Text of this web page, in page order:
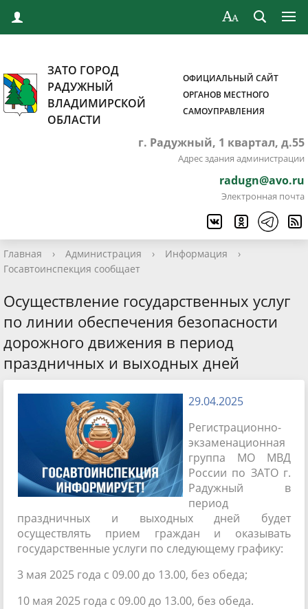
ЗАТО ГОРОД
РАДУЖНЫЙ
ВЛАДИМИРСКОЙ
ОБЛАСТИ
ОФИЦИАЛЬНЫЙ САЙТ
ОРГАНОВ МЕСТНОГО
САМОУПРАВЛЕНИЯ
г. Радужный, 1 квартал, д.55
Адрес здания администрации
radugn@avo.ru
Электронная почта
Главная › Администрация › Информация
›
Госавтоинспекция сообщает
Осуществление государственных услуг
по линии обеспечения безопасности
дорожного движения в период
праздничных и выходных дней
29.04.2025
Регистрационно-
экзаменационная
группа МО МВД
России по ЗАТО г.
Радужный в
период
праздничных и выходных дней будет
осуществлять прием граждан и оказывать
государственные услуги по следующему графику:
3 мая 2025 года с 09.00 до 13.00, без обеда;
10 мая 2025 года с 09.00 до 13.00, без обеда.